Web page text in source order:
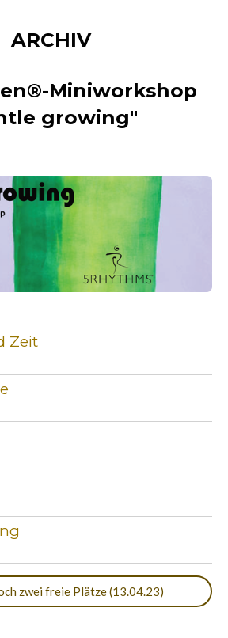
ARCHIV
Miniworkshop
growing"
Zeit
zwei freie Plätze (13.04.23)